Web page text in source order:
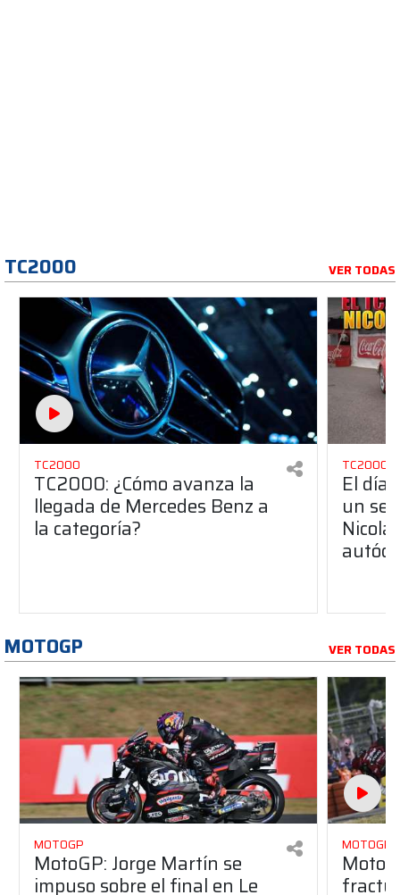
TC2000 VER TODAS
TC2000
TC2000: ¿Cómo avanza la
llegada de Mercedes Benz a
la categoría?
TC2000
El día
un
MOTOGP VER TODAS
MOTOGP
MotoGP: Jorge Martín se
impuso sobre el final en Le
MOTOGP